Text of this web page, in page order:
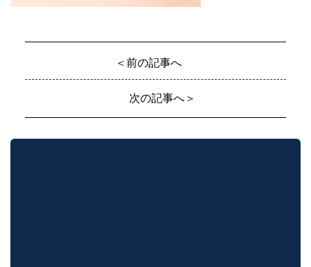
＜前の記事へ
次の記事へ＞